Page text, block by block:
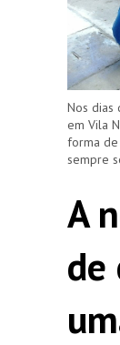
Nos dias
em Vila
forma de
sempre
A
de